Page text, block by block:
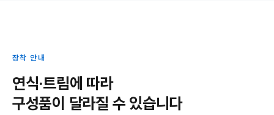
장착 안내
연식·트림에 따라
구성품이 달라질 수 있습니다